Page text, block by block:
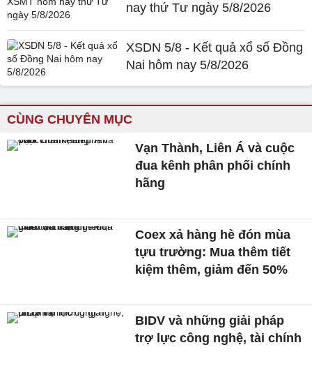
nay thứ Tư ngày 5/8/2026
XSDN 5/8 - Kết quả xổ số Đồng
Nai hôm nay 5/8/2026
CÙNG CHUYÊN MỤC
Vạn Thành, Liên Á và cuộc
đua kênh phân phối chính
hãng
Coex xả hàng hè đón mùa
tựu trường: Mua thêm tiết
kiệm thêm, giảm đến 50%
BIDV và những giải pháp
trợ lực công nghệ, tài chính